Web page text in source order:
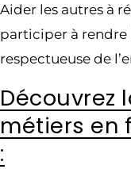
Aider les autres à
participer à rendre
respectueuse de
Découvrez
métiers en
: